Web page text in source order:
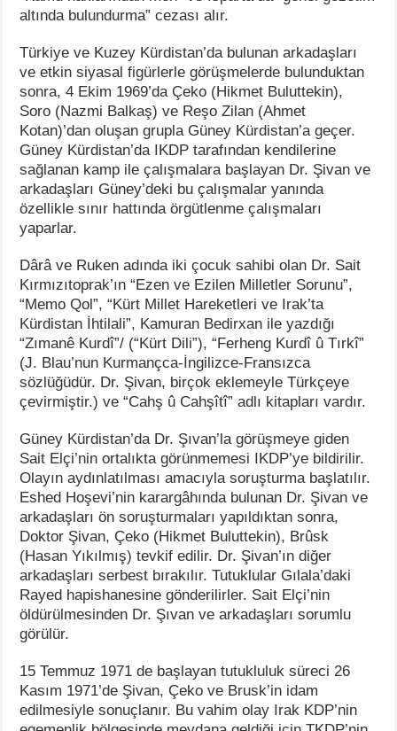
altında bulundurma” cezası alır.
Türkiye ve Kuzey Kürdistan’da bulunan arkadaşları
ve etkin siyasal figürlerle görüşmelerde bulunduktan
sonra, 4 Ekim 1969’da Çeko (Hikmet Buluttekin),
Soro (Nazmi Balkaş) ve Reşo Zilan (Ahmet
Kotan)’dan oluşan grupla Güney Kürdistan’a geçer.
Güney Kürdistan’da IKDP tarafından kendilerine
sağlanan kamp ile çalışmalara başlayan Dr. Şivan ve
arkadaşları Güney’deki bu çalışmalar yanında
özellikle sınır hattında örgütlenme çalışmaları
yaparlar.
Dârâ ve Ruken adında iki çocuk sahibi olan Dr. Sait
Kırmızıtoprak’ın “Ezen ve Ezilen Milletler Sorunu”,
“Memo Qol”, “Kürt Millet Hareketleri ve Irak’ta
Kürdistan İhtilali”, Kamuran Bedirxan ile yazdığı
“Zımanê Kurdî”/ (“Kürt Dili”), “Ferheng Kurdî û Tırkî”
(J. Blau’nun Kurmançca-İngilizce-Fransızca
sözlüğüdür. Dr. Şivan, birçok eklemeyle Türkçeye
çevirmiştir.) ve “Cahş û Cahşîtî” adlı kitapları vardır.
Güney Kürdistan’da Dr. Şıvan’la görüşmeye giden
Sait Elçi’nin ortalıkta görünmemesi IKDP’ye bildirilir.
Olayın aydınlatılması amacıyla soruşturma başlatılır.
Eshed Hoşevi’nin karargâhında bulunan Dr. Şivan ve
arkadaşları ön soruşturmaları yapıldıktan sonra,
Doktor Şivan, Çeko (Hikmet Buluttekin), Brûsk
(Hasan Yıkılmış) tevkif edilir. Dr. Şivan’ın diğer
arkadaşları serbest bırakılır. Tutuklular Gılala’daki
Rayed hapishanesine gönderilirler. Sait Elçi’nin
öldürülmesinden Dr. Şıvan ve arkadaşları sorumlu
görülür.
15 Temmuz 1971 de başlayan tutukluluk süreci 26
Kasım 1971’de Şivan, Çeko ve Brusk’in idam
edilmesiyle sonuçlanır. Bu vahim olay Irak KDP’nin